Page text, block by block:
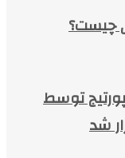
چیست؟
توسط
شد